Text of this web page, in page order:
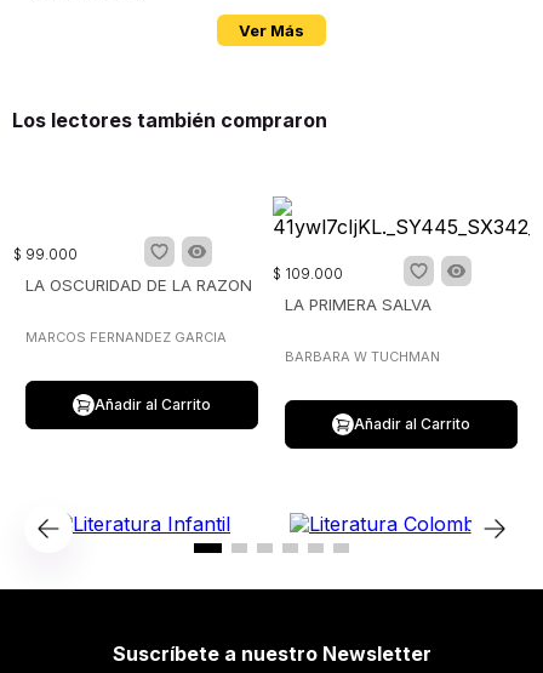
Ver Más
Los lectores también compraron
$ 99.000
LA OSCURIDAD DE LA RAZON
MARCOS FERNANDEZ GARCIA
Añadir al Carrito
$ 109.000
LA PRIMERA SALVA
BARBARA W TUCHMAN
Añadir al Carrito
Suscríbete a nuestro Newsletter